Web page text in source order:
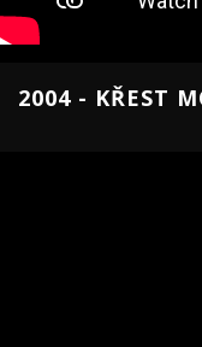
2004 - KŘEST